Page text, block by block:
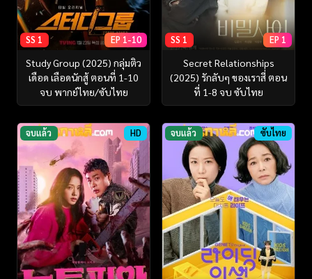
SS 1 EP 1-10
Study Group (2025) กลุ่มติว
เดือด เลือดนักสู้ ตอนที่ 1-10
จบ พากย์ไทย/ซับไทย
SS 1 EP 1
Secret Relationships
(2025) รักลับๆ ของเราสี่ ตอน
ที่ 1-8 จบ ซับไทย
จบแล้ว HD จบแล้ว ซับไทย